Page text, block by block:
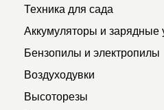
Техника для сада
Аккумуляторы и зарядные
Бензопилы и электропилы
Воздуходувки
Высоторезы